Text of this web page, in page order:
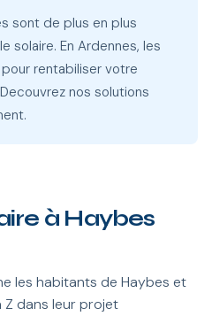
sont de plus en plus
solaire. En Ardennes, les
rentabiliser votre
nos solutions
à Haybes
les habitants de Haybes et
Z dans leur projet